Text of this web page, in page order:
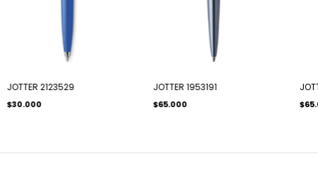
JOTTER 2123529
$30.000
JOTTER 1953191
$65.000